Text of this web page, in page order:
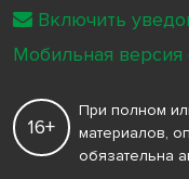
16+
При полном
материалов,
обязательна
Включить
Мобильная версия